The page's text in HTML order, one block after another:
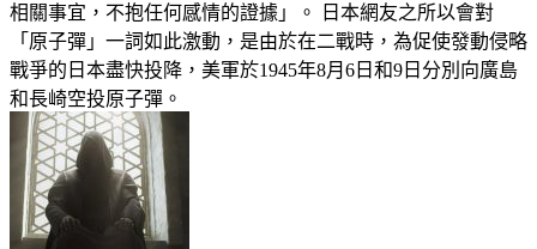
相關事宜，不抱任何感情的證據」。 日本網友之所以會對
「原子彈」一詞如此激動，是由於在二戰時，為促使發動侵略
戰爭的日本盡快投降，美軍於1945年8月6日和9日分別向廣島
和長崎空投原子彈。